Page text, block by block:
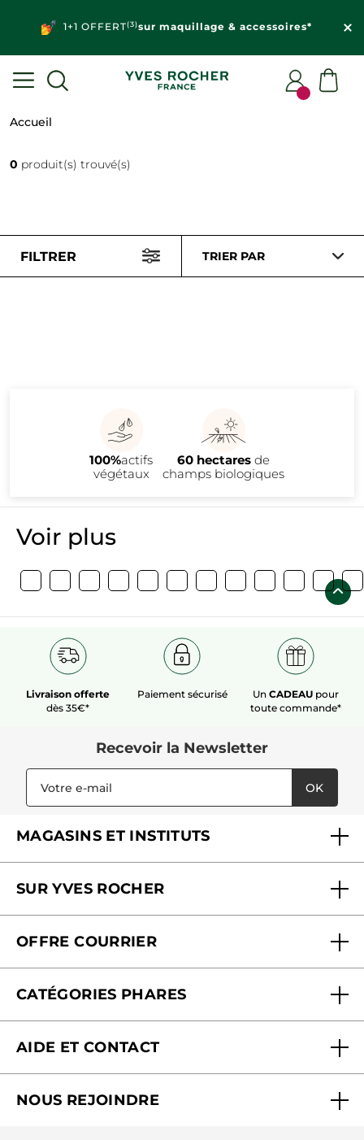
1+1 OFFERT(3)sur maquillage & accessoires*
Accueil
0 produit(s) trouvé(s)
FILTRER TRIER PAR
100%actifs
végétaux
60 hectares de
champs biologiques
Voir plus
Livraison offerte
dès 35€*
Paiement sécurisé UnCADEAU pour
toute commande*
Recevoir la Newsletter
OK
MAGASINS ET INSTITUTS
Soins en institut
SUR YVES ROCHER
Nos engagements
Blog Act Beautiful
OFFRE COURRIER
CATÉGORIES PHARES
Promotions
Idées cadeaux
AIDE ET CONTACT
Mes cadeaux
NOUS REJOINDRE